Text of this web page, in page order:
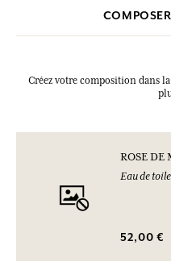
Créez votre composition dans
ROSE DE
Eau de
52,00 €